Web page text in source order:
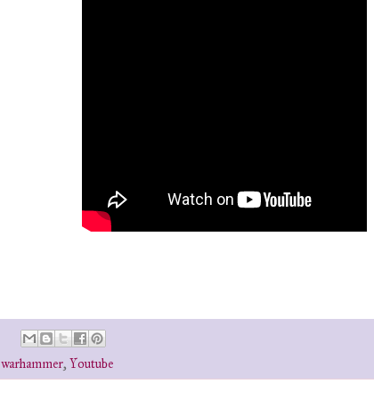
warhammer, Youtube